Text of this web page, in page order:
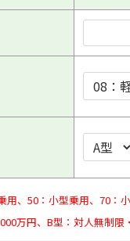
、50：小型乗用、70：
万円、B型：対人無制限